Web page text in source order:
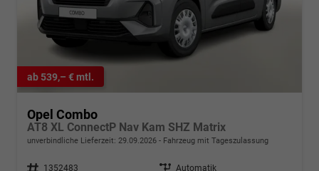
ab 539,– € mtl.
Opel Combo
AT8 XL ConnectP Nav Kam SHZ Matrix
unverbindliche Lieferzeit: 29.09.2026 Fahrzeug mit Tageszulassung
Fahrzeugnr. 1352483 Getriebe Automatik